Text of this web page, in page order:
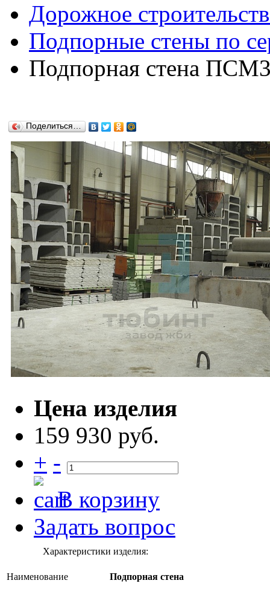
Дорожное
Подпорные стены по
Подпорная стена
Поделиться…
Цена изделия
159 930 руб.
+ -
В корзину
Задать вопрос
Характеристики изделия:
Наименование Подпорная стена